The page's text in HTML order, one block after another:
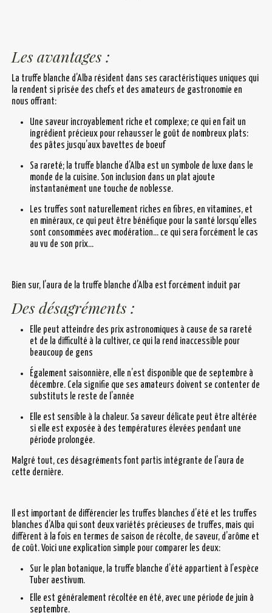
Les avantages :
La truffe blanche d’Alba résident dans ses caractéristiques uniques qui
la rendent si prisée des chefs et des amateurs de gastronomie en
nous offrant:
Une saveur incroyablement riche et complexe; ce qui en fait un
ingrédient précieux pour rehausser le goût de nombreux plats:
des pâtes jusqu’aux bavettes de boeuf
Sa rareté; la truffe blanche d’Alba est un symbole de luxe dans le
monde de la cuisine. Son inclusion dans un plat ajoute
instantanément une touche de noblesse.
Les truffes sont naturellement riches en fibres, en vitamines, et
en minéraux, ce qui peut être bénéfique pour la santé lorsqu’elles
sont consommées avec modération… ce qui sera forcément le cas
au vu de son prix…
Bien sur, l’aura de la truffe blanche d’Alba est forcément induit par
Des désagréments :
Elle peut atteindre des prix astronomiques à cause de sa rareté
et de la difficulté à la cultiver, ce qui la rend inaccessible pour
beaucoup de gens
Également saisonnière, elle n’est disponible que de septembre à
décembre. Cela signifie que ses amateurs doivent se contenter de
substituts le reste de l’année
Elle est sensible à la chaleur. Sa saveur délicate peut être altérée
si elle est exposée à des températures élevées pendant une
période prolongée.
Malgré tout, ces désagréments font partis intégrante de l’aura de
cette dernière.
Il est important de différencier les truffes blanches d’été et les truffes
blanches d’Alba qui sont deux variétés précieuses de truffes, mais qui
diffèrent à la fois en termes de saison de récolte, de saveur, d’arôme et
de coût. Voici une explication simple pour comparer les deux:
Sur le plan botanique, la truffe blanche d’été appartient à l’espèce
Tuber aestivum.
Elle est généralement récoltée en été, avec une période de juin à
septembre.